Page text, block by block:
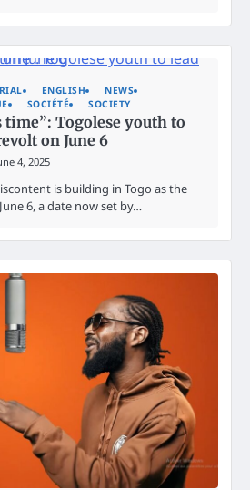
ENGLISH
NEWS
SOCIÉTÉ SOCIETY
Togolese youth to
on June 6
4, 2025
is building in Togo as the
6, a date now set by…